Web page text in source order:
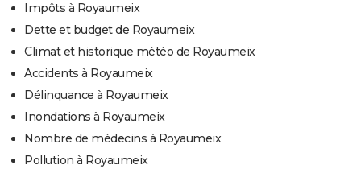
Impôts à Royaumeix
Dette et budget de Royaumeix
Climat et historique météo de Royaumeix
Accidents à Royaumeix
Délinquance à Royaumeix
Inondations à Royaumeix
Nombre de médecins à Royaumeix
Pollution à Royaumeix